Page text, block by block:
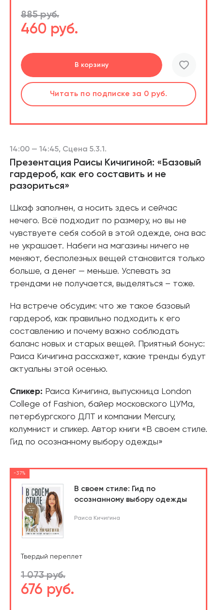
885 руб.
460 руб.
В корзину
В корзине
Читать по подписке за 0 руб.
Перейти
Читать по подписке за 0 руб.
Перейти
Слушатьпо подпискеза 0 руб.
14:00 — 14:45, Сцена 5.3.1.
Презентация Раисы Кичигиной: «Базовый
гардероб, как его составить и не
разориться»
Шкаф заполнен, а носить здесь и сейчас
нечего. Всё подходит по размеру, но вы не
чувствуете себя собой в этой одежде, она вас
не украшает. Набеги на магазины ничего не
меняют, бесполезных вещей становится только
больше, а денег — меньше. Успевать за
трендами не получается, выделяться – тоже.
На встрече обсудим: что же такое базовый
гардероб, как правильно подходить к его
составлению и почему важно соблюдать
баланс новых и старых вещей. Приятный бонус:
Раиса Кичигина расскажет, какие тренды будут
актуальны этой осенью.
Спикер: Раиса Кичигина, выпускница London
College of Fashion, байер московского ЦУМа,
петербургского ДЛТ и компании Mercury,
колумнист и спикер. Автор книги «В своем стиле.
Гид по осознанному выбору одежды»
-37%
В своем стиле: Гид по
осознанному выбору одежды
Раиса Кичигина
Твердый переплет
1 073 руб.
676 руб.